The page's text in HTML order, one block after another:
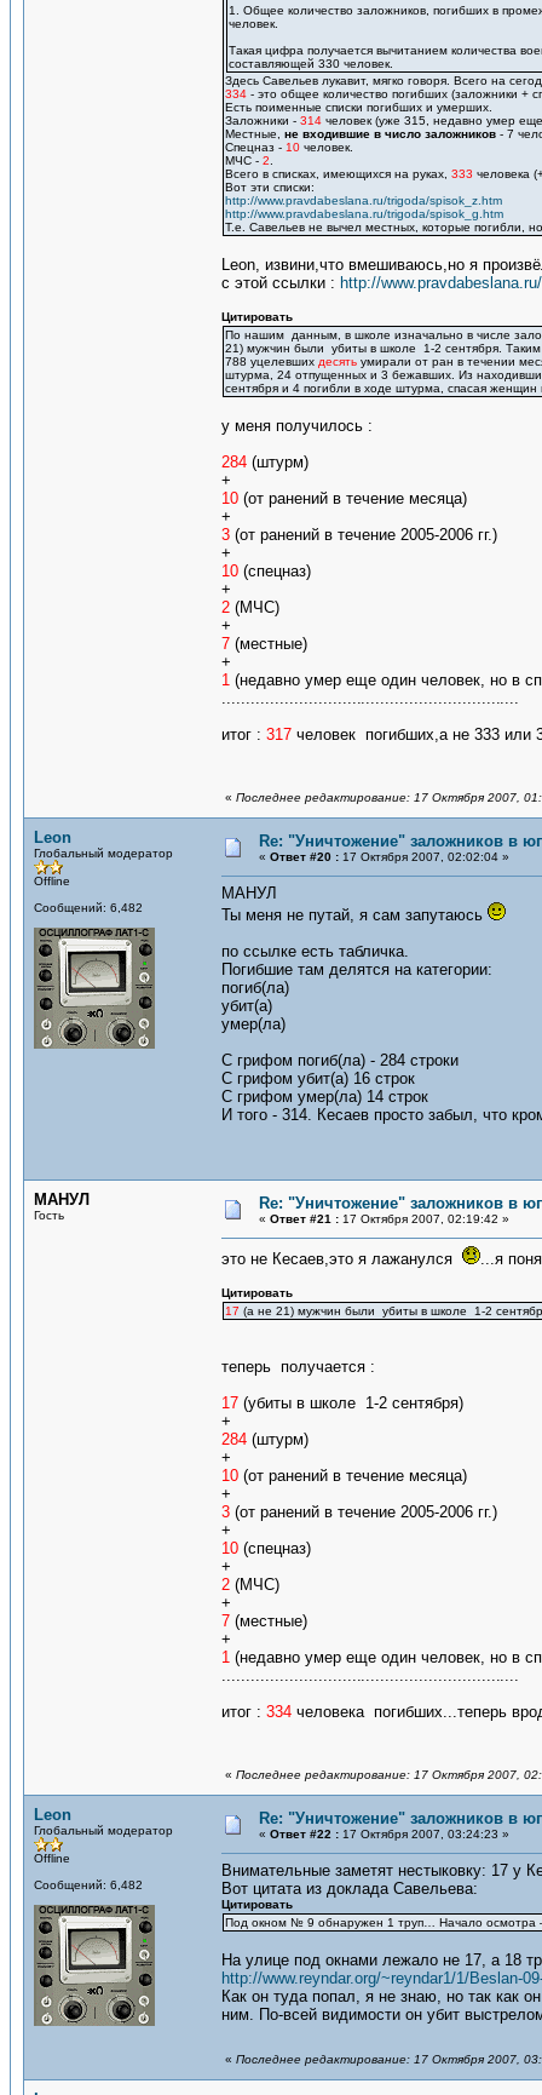
1. Общее количество заложников, погибших в
человек.
Такая цифра получается вычитанием количества
составляющей 330 человек.
Здесь Савельев лукавит, мягко говоря. Всего на
334 - это общее количество погибших (заложники +
Есть поименные списки погибших и умерших.
Заложники - 314 человек (уже 315, недавно умер
Местные, не входившие в число заложников - 7
Спецназ - 10 человек.
МЧС - 2
Всего в списках, имеющихся на руках, 333 человека
Вот эти списки:
http://www.pravdabeslana.ru/trigoda/spisok_z.htm
http://www.pravdabeslana.ru/trigoda/spisok_g.htm
Т.е. Савельев не вычел местных, которые погибли,
Leon, извини,что вмешиваюсь,но я
с этой ссылки : http://
Цитировать
По нашим данным, в школе изначально в числе
21) мужчин были убиты в школе 1-2 сентября.
788 уцелевших десять умирали от ран в течении
штурма, 24 отпущенных и 3 бежавших. Из
сентября и 4 погибли в ходе штурма, спасая женщин
у меня получилось :
284 (штурм)
+
10 (от ранений в течение месяца)
+
3 (от ранений в течение 2005-2006 гг.)
+
10 (спецназ)
+
2 (МЧС)
+
7 (местные)
+
1 (недавно умер еще один человек, но в
..............................................................
итог : 317 человек погибших,а не 333 или
« Последнее редактирование: 17 Октября 2007,
Leon
Глобальный модератор
Offline
Сообщений: 6,482
Re: "Уничтожение" заложников в
« Ответ #20 : 17 Октября 2007, 02:02:04 »
МАНУЛ
Ты меня не путай, я сам запутаюсь
по ссылке есть табличка.
Погибшие там делятся на категории:
погиб(ла)
убит(а)
умер(ла)
С грифом погиб(ла) - 284 строки
С грифом убит(а) 16 строк
С грифом умер(ла) 14 строк
И того - 314. Кесаев просто забыл, что
МАНУЛ
Гость
Re: "Уничтожение" заложников в
« Ответ #21 : 17 Октября 2007, 02:19:42 »
это не Кесаев,это я лажанулся ...я
Цитировать
17 (а не 21) мужчин были убиты в школе 1-2
теперь получается :
17 (убиты в школе 1-2 сентября)
+
284 (штурм)
+
10 (от ранений в течение месяца)
+
3 (от ранений в течение 2005-2006 гг.)
+
10 (спецназ)
+
2 (МЧС)
+
7 (местные)
+
1 (недавно умер еще один человек, но в
..............................................................
итог : 334 человека погибших...теперь
« Последнее редактирование: 17 Октября 2007,
Leon
Глобальный модератор
Offline
Сообщений: 6,482
Re: "Уничтожение" заложников в
« Ответ #22 : 17 Октября 2007, 03:24:23 »
Внимательные заметят нестыковку: 17 у
Вот цитата из доклада Савельева:
Цитировать
Под окном № 9 обнаружен 1 труп… Начало осмотра
На улице под окнами лежало не 17, а 18
http://www.reyndar.org/~reyndar1/1/Beslan-
Как он туда попал, я не знаю, но так как
ним. По-всей видимости он убит
« Последнее редактирование: 17 Октября 2007,